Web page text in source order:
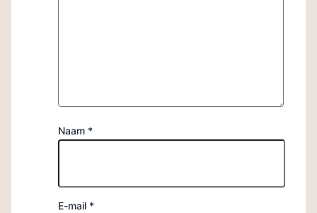
Naam *
E-mail *